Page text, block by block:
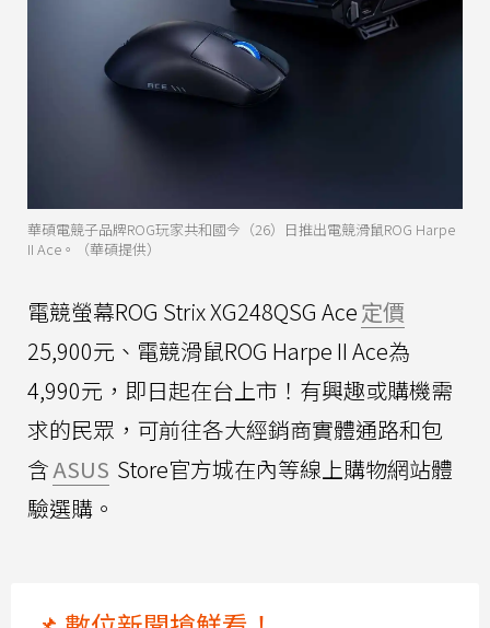
華碩電競子品牌ROG玩家共和國今（26）日推出電競滑鼠ROG Harpe
II Ace。（華碩提供）
電競螢幕ROG Strix XG248QSG Ace定價
25,900元、電競滑鼠ROG Harpe II Ace為
4,990元，即日起在台上市！有興趣或購機需
求的民眾，可前往各大經銷商實體通路和包
含ASUS Store官方城在內等線上購物網站體
驗選購。